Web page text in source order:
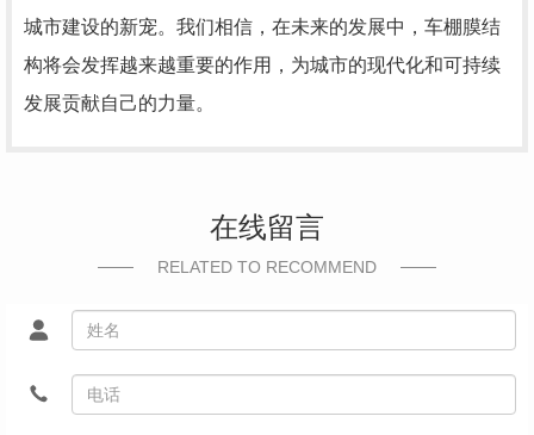
城市建设的新宠。我们相信，在未来的发展中，车棚膜结
构将会发挥越来越重要的作用，为城市的现代化和可持续
发展贡献自己的力量。
在线留言
RELATED TO RECOMMEND